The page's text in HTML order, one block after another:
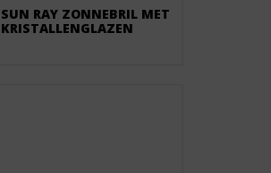
SUN RAY ZONNEBRIL MET
KRISTALLENGLAZEN